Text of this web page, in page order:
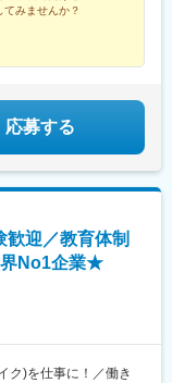
蔵増1460-9・置賜支
形県新庄市千門町1-
鶴岡酒田支部／山形県
てみませんか？
応募する
歓迎／教育体制
界No1企業★
ク)を仕事に！／働き